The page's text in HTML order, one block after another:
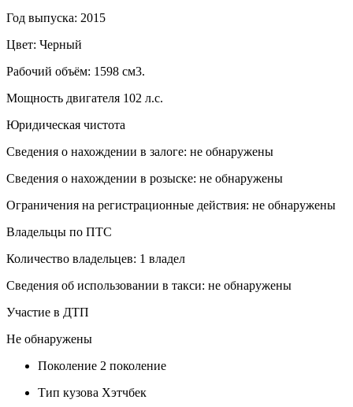
Год выпуска: 2015
Цвет: Черный
Рабочий объём: 1598 см3.
Мощность двигателя 102 л.с.
Юридическая чистота
Сведения о нахождении в залоге: не обнаружены
Сведения о нахождении в розыске: не обнаружены
Ограничения на регистрационные действия: не обнаружены
Владельцы по ПТС
Количество владельцев: 1 владел
Сведения об использовании в такси: не обнаружены
Участие в ДТП
Не обнаружены
Поколение 2 поколение
Тип кузова Хэтчбек